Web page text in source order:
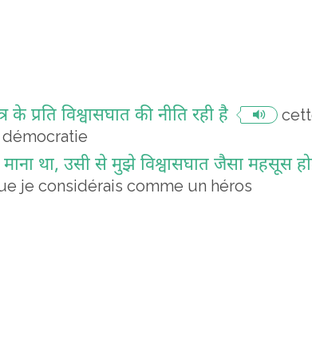
प्रति विश्वासघात की नीति रही है
था, उसी से मुझे विश्वासघात जैसा महसूस
je considérais comme un héros